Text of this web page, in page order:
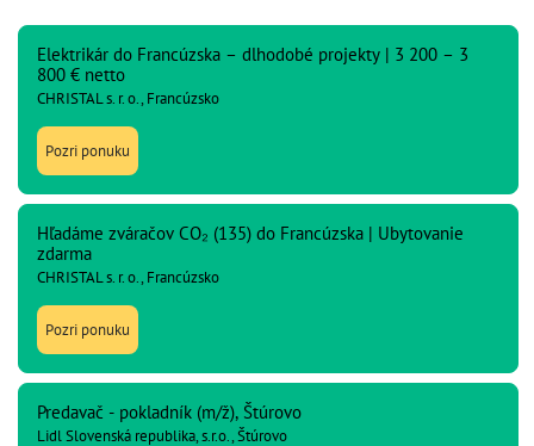
Elektrikár do Francúzska – dlhodobé projekty | 3 200 – 3
800 € netto
CHRISTAL s. r. o., Francúzsko
Pozri ponuku
Hľadáme zváračov CO₂ (135) do Francúzska | Ubytovanie
zdarma
CHRISTAL s. r. o., Francúzsko
Pozri ponuku
Predavač - pokladník (m/ž), Štúrovo
Lidl Slovenská republika, s.r.o., Štúrovo